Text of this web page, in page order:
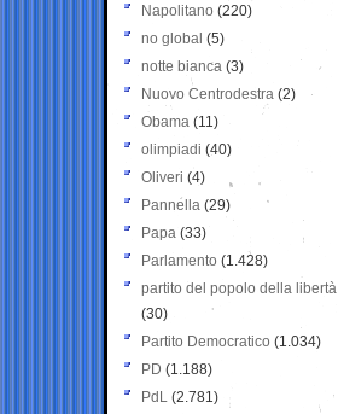
Napolitano (220)
no global (5)
notte bianca (3)
Nuovo Centrodestra (2)
Obama (11)
olimpiadi (40)
Oliveri (4)
Pannella (29)
Papa (33)
Parlamento (1.428)
partito del popolo della libertà
(30)
Partito Democratico (1.034)
PD (1.188)
PdL (2.781)